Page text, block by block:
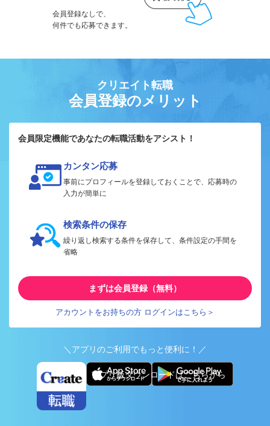
会員登録なしで、
何件でも応募できます。
クリエイト転職
会員登録のメリット
会員限定機能であなたの転職活動をアシスト！
カンタン応募
事前にプロフィールを登録しておくことで、応募時の
入力が簡単に
検索条件の保存
繰り返し検索する条件を保存して、条件設定の手間を
省略
まずは会員登録（無料）
アカウントをお持ちの方 ログインはこちら＞
＼アプリのご利用でもっと便利に！／
アプリ版ダウンロードはこちらから